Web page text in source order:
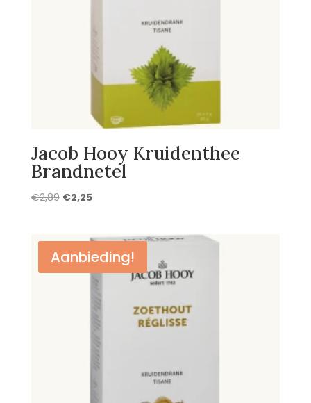
Jacob Hooy Kruidenthee
Brandnetel
€2,89 Oorspronkelijke
€2,89.
€2,25Huidige
€2,25.
Aanbieding!